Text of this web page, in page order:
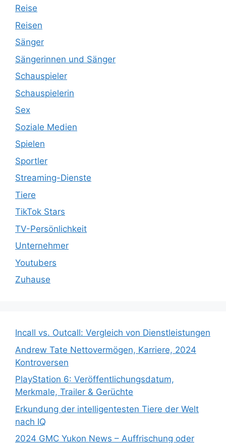
Reise
Reisen
Sänger
Sängerinnen und Sänger
Schauspieler
Schauspielerin
Sex
Soziale Medien
Spielen
Sportler
Streaming-Dienste
Tiere
TikTok Stars
TV-Persönlichkeit
Unternehmer
Youtubers
Zuhause
Incall vs. Outcall: Vergleich von Dienstleistungen
Andrew Tate Nettovermögen, Karriere, 2024
Kontroversen
PlayStation 6: Veröffentlichungsdatum,
Merkmale, Trailer & Gerüchte
Erkundung der intelligentesten Tiere der Welt
nach IQ
2024 GMC Yukon News – Auffrischung oder